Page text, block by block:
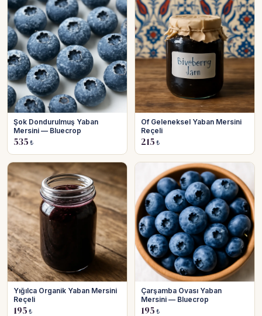
Şok Dondurulmuş Yaban
Mersini — Bluecrop
535 ₺
Of Geleneksel Yaban Mersini
Reçeli
215 ₺
Yığılca Organik Yaban Mersini
Reçeli
195 ₺
Çarşamba Ovası Yaban
Mersini — Bluecrop
195 ₺